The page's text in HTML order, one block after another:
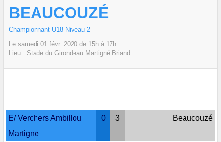
BEAUCOUZÉ
Championnant U18 Niveau 2
Le samedi 01 févr. 2020 de 15h à 17h
Lieu : Stade du Girondeau Martigné Briand
E/ Verchers Ambillou
Martigné
0 3 Beaucouzé